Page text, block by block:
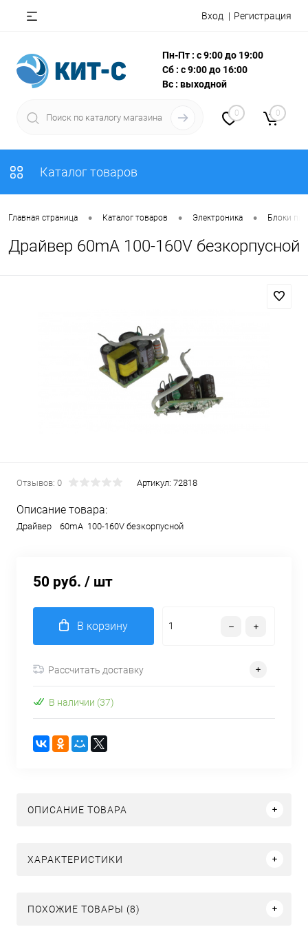
Вход Регистрация
Пн-Пт : с 9:00 до 19:00
Сб : с 9:00 до 16:00
Вс : выходной
0 0
Каталог товаров
Главная страница • Каталог товаров • Электроника • Блоки
Драйвер 60mA 100-160V безкорпусной
Отзывов: 0 Артикул: 72818
Описание товара:
Драйвер 60mA 100-160V безкорпусной
50 руб. / шт
В корзину
Рассчитать доставку
В наличии (37)
ОПИСАНИЕ ТОВАРА
ХАРАКТЕРИСТИКИ
ПОХОЖИЕ ТОВАРЫ (8)